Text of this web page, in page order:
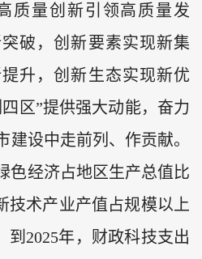
质量创新引领高质量发
破，创新要素实现新集
升，创新生态实现新优
区”提供强大动能，奋力
建设中走前列、作贡献。
色经济占地区生产总值比
技术产业产值占规模以上
到2025年，财政科技支出